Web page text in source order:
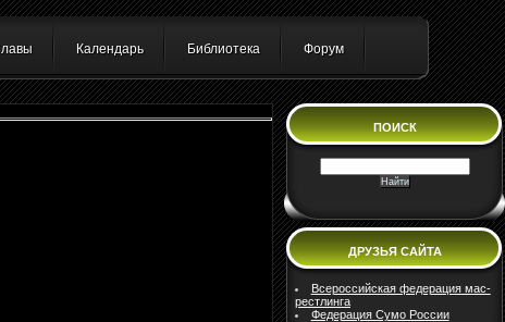
Календарь Библиотека Форум
ПОИСК
ДРУЗЬЯ САЙТА
Всероссийская федерация мас-
рестлинга
Федерация Сумо России